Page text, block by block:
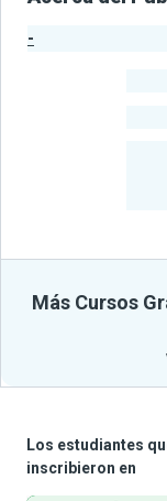
-
Más Cursos
Los estudiantes
inscribieron en